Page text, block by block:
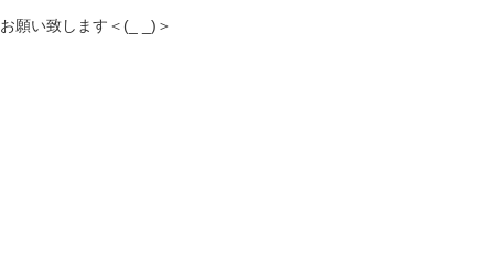
願い致します＜(_ _)＞